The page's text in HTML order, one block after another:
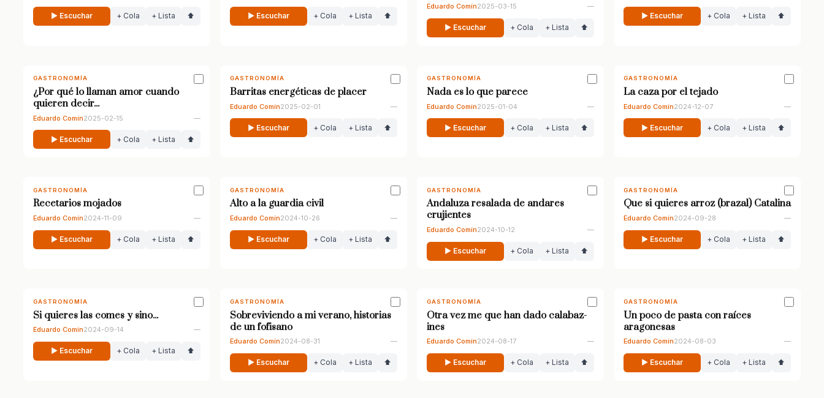
▶ Escuchar + Cola + Lista ⬆ ▶ Escuchar + Cola + Lista ⬆
Eduardo Comín2025-03-15 —
▶ Escuchar + Cola + Lista ⬆
▶ Escuchar + Cola + Lista ⬆
GASTRONOMÍA
¿Por qué lo llaman amor cuando
quieren decir...
Eduardo Comín2025-02-15 —
▶ Escuchar + Cola + Lista ⬆
GASTRONOMÍA
Barritas energéticas de placer
Eduardo Comín2025-02-01 —
▶ Escuchar + Cola + Lista ⬆
GASTRONOMÍA
Nada es lo que parece
Eduardo Comín2025-01-04 —
▶ Escuchar + Cola + Lista ⬆
GASTRONOMÍA
La caza por el tejado
Eduardo Comín2024-12-07 —
▶ Escuchar + Cola + Lista ⬆
GASTRONOMÍA
Recetarios mojados
Eduardo Comín2024-11-09 —
▶ Escuchar + Cola + Lista ⬆
GASTRONOMÍA
Alto a la guardia civil
Eduardo Comín2024-10-26 —
▶ Escuchar + Cola + Lista ⬆
GASTRONOMÍA
Andaluza resalada de andares
crujientes
Eduardo Comín2024-10-12 —
▶ Escuchar + Cola + Lista ⬆
GASTRONOMÍA
Que si quieres arroz (brazal) Catalina
Eduardo Comín2024-09-28 —
▶ Escuchar + Cola + Lista ⬆
GASTRONOMÍA
Si quieres las comes y sino...
Eduardo Comín2024-09-14 —
▶ Escuchar + Cola + Lista ⬆
GASTRONOMÍA
Sobreviviendo a mi verano, historias
de un fofisano
Eduardo Comín2024-08-31 —
▶ Escuchar + Cola + Lista ⬆
GASTRONOMÍA
Otra vez me que han dado calabaz-
ines
Eduardo Comín2024-08-17 —
▶ Escuchar + Cola + Lista ⬆
GASTRONOMÍA
Un poco de pasta con raíces
aragonesas
Eduardo Comín2024-08-03 —
▶ Escuchar + Cola + Lista ⬆